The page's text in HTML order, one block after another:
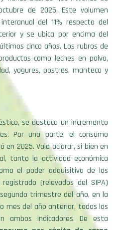
del 11% respecto del
y se ubica por encima del
cinco años. Los rubros de
como leches en polvo,
yogures, postres, manteca y
se destaca un incremento
Por una parte, el consumo
en 2025. Vale aclarar, si bien en
tanto la actividad económica
el poder adquisitivo de los
(relevados del SIPA)
trimestre del año, en la
mes del año anterior, todos los
ambos indicadores. De esta
per cápita de carne
48,6 kg por habitante,